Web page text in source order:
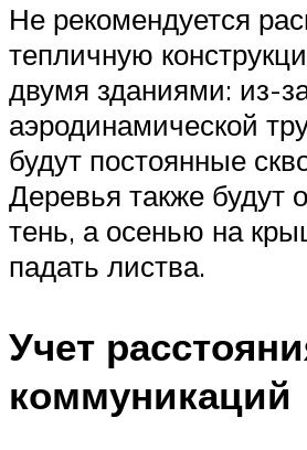
Не рекомендуется
тепличную
двумя зданиями: из-
аэродинамической
будут постоянные
Деревья также будут
тень, а осенью на
падать листва.
Учет
коммуникаций